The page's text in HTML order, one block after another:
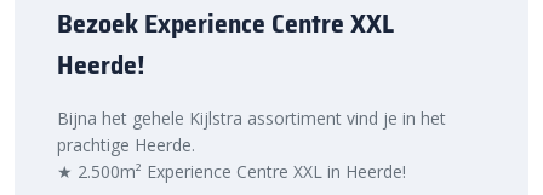
Bezoek Experience Centre XXL
Heerde!
Bijna het gehele Kijlstra assortiment vind je in het
prachtige Heerde.
★ 2.500m² Experience Centre XXL in Heerde!